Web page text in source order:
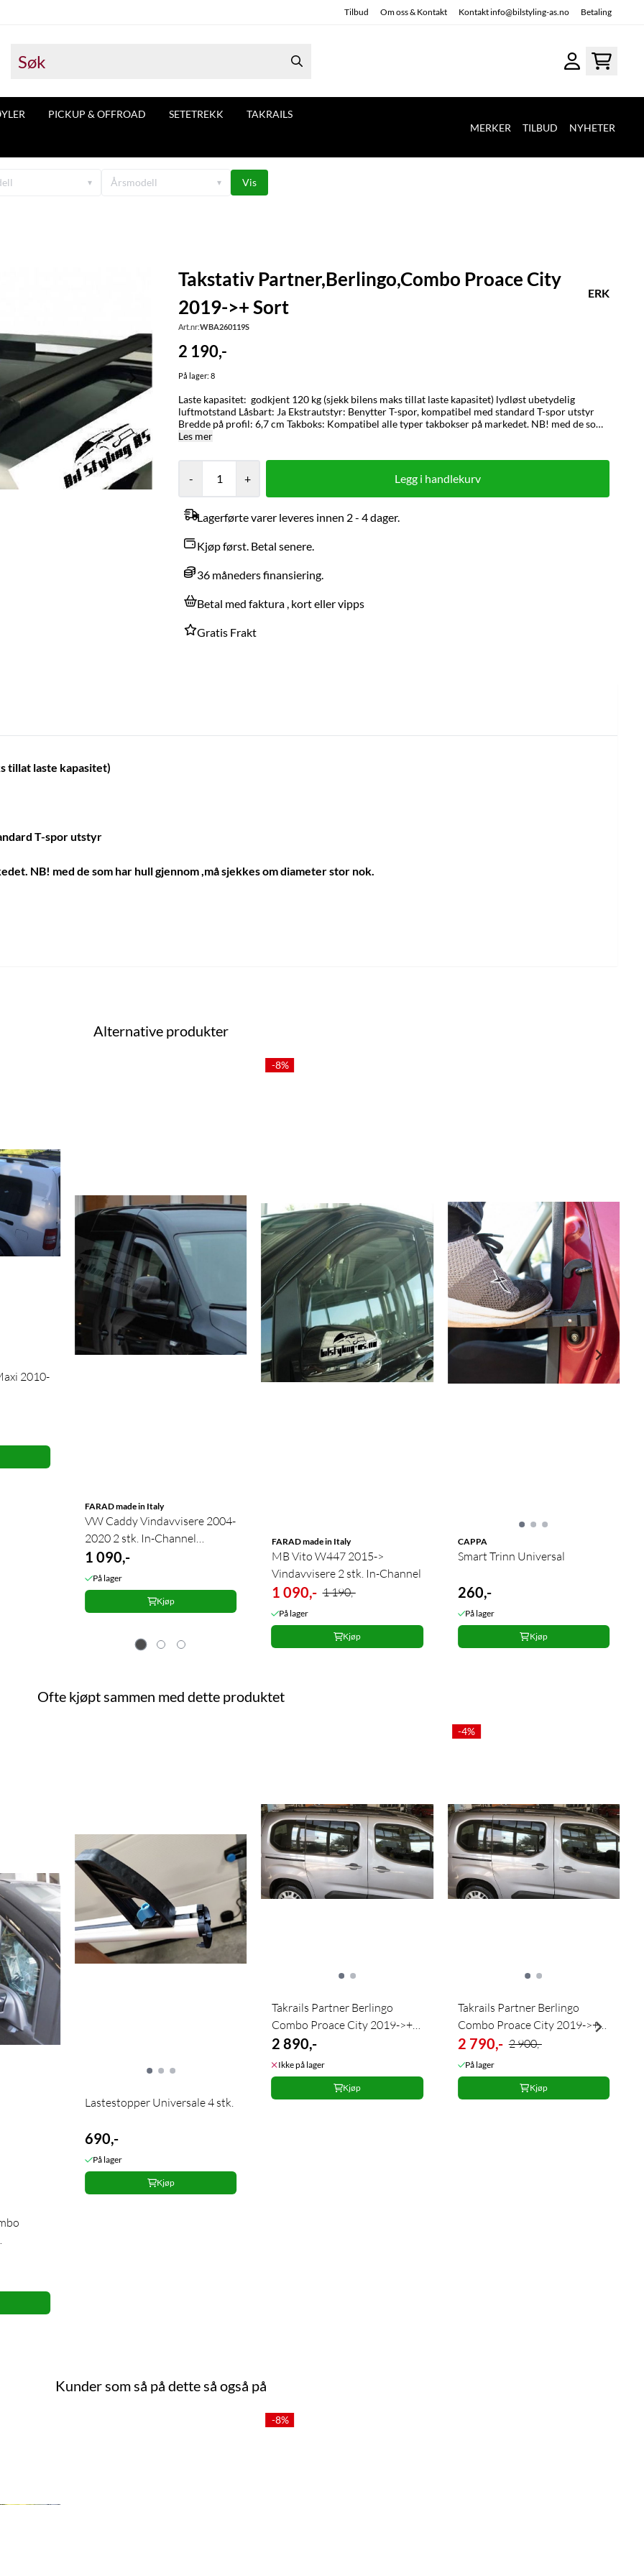
Tilbud Om oss & Kontakt Kontakt info@bilstyling-as.no Betaling
PICKUP & OFFROAD SETETREKK
TAKRAILS
MERKER
TILBUD NYHETER
▾ Årsmodell ▾ Vis
Takstativ Partner,Berlingo,Combo Proace City
2019->+ Sort
ERK
Art.nr:WBA260119S
2 190,-
På lager: 8
Laste kapasitet: godkjent 120 kg (sjekk bilens maks tillat laste kapasitet) lydløst ubetydelig
luftmotstand Låsbart: Ja Ekstrautstyr: Benytter T-spor, kompatibel med standard T-spor utstyr
Bredde på profil: 6,7 cm Takboks: Kompatibel alle typer takbokser på markedet. NB! med de som
har hull gjennom ,må sjekkes om diameter stor nok. passer med originale rails og vår rails .
Les mer
- + Legg i handlekurv
Lagerførte varer leveres innen 2 - 4 dager.
Kjøp først. Betal senere.
36 måneders finansiering.
Betal med faktura , kort eller vipps
Gratis Frakt
tillat laste kapasitet)
T-spor utstyr
NB! med de som har hull gjennom ,må sjekkes om diameter stor nok.
Alternative produkter
2010-
FARAD made in Italy
VW Caddy Vindavvisere 2004-
2020 2 stk. In-Channel
montering
1 090,-
På lager
Kjøp
-8%
FARAD made in Italy
MB Vito W447 2015->
Vindavvisere 2 stk. In-Channel
1 090,- 1 190,-
På lager
Kjøp
CAPPA
Smart Trinn Universal
260,-
På lager
Kjøp
Ofte kjøpt sammen med dette produktet
Lastestopper Universale 4 stk.
690,-
På lager
Kjøp
Takrails Partner Berlingo
Combo Proace City 2019->+
Sort L2
2 890,-
Ikke på lager
Kjøp
-4%
Takrails Partner Berlingo
Combo Proace City 2019->+
Sort L1
2 790,- 2 900,-
På lager
Kjøp
Kunder som så på dette så også på
-8%